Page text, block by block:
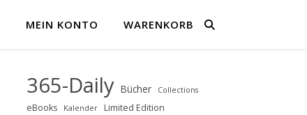
MEIN KONTO WARENKORB
365-Daily Bücher Collections
eBooks Kalender Limited Edition